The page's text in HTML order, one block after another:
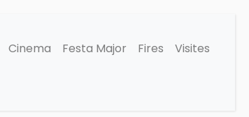
Cinema Festa Major Fires
Visites